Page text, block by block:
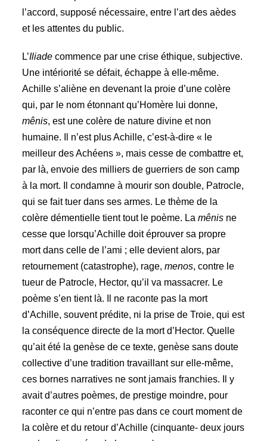
l’accord, supposé nécessaire, entre l’art des aèdes
et les attentes du public.
L’Iliade commence par une crise éthique, subjective.
Une intériorité se défait, échappe à elle-même.
Achille s’aliène en devenant la proie d’une colère
qui, par le nom étonnant qu’Homère lui donne,
mênis, est une colère de nature divine et non
humaine. Il n’est plus Achille, c’est-à-dire « le
meilleur des Achéens », mais cesse de combattre et,
par là, envoie des milliers de guerriers de son camp
à la mort. Il condamne à mourir son double, Patrocle,
qui se fait tuer dans ses armes. Le thème de la
colère démentielle tient tout le poème. La mênis ne
cesse que lorsqu’Achille doit éprouver sa propre
mort dans celle de l’ami ; elle devient alors, par
retournement (catastrophe), rage, menos, contre le
tueur de Patrocle, Hector, qu’il va massacrer. Le
poème s’en tient là. Il ne raconte pas la mort
d’Achille, souvent prédite, ni la prise de Troie, qui est
la conséquence directe de la mort d’Hector. Quelle
qu’ait été la genèse de ce texte, genèse sans doute
collective d’une tradition travaillant sur elle-même,
ces bornes narratives ne sont jamais franchies. Il y
avait d’autres poèmes, de prestige moindre, pour
raconter ce qui n’entre pas dans ce court moment de
la colère et du retour d’Achille (cinquante- deux jours